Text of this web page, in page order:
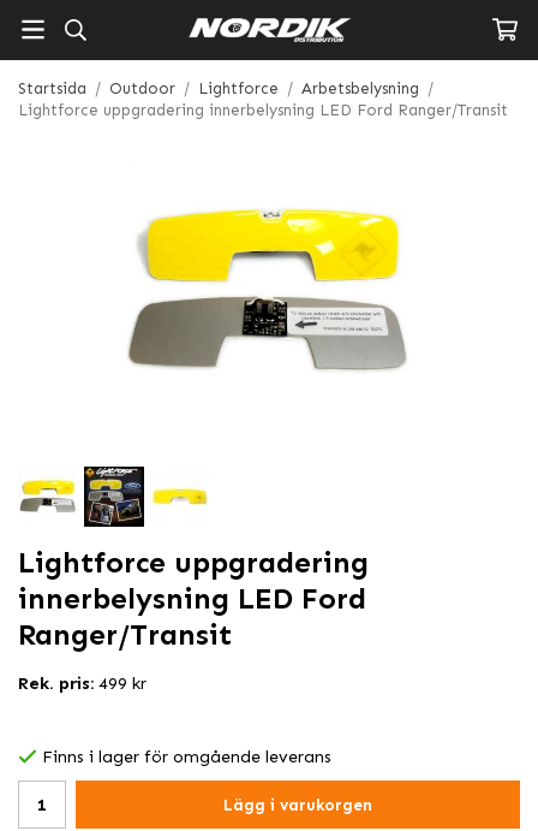
Startsida / Outdoor / Lightforce / Arbetsbelysning /
Lightforce uppgradering innerbelysning LED Ford Ranger/Transit
Lightforce uppgradering
innerbelysning LED Ford
Ranger/Transit
Rek. pris: 499 kr
Finns i lager för omgående leverans
Lägg i varukorgen